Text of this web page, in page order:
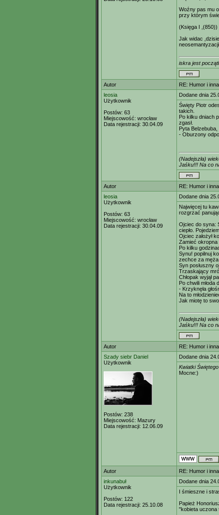
Woźny pas mu
przy którym
(Księga I ,(850))
Jak widac
iskra jest
Autor
RE: Humor i
leosia
Użytkownik
Postów: 63
Miejscowość: wrocław
Data rejestracji: 30.04.09
Dodane dnia
Święty Piotr
takich.
Po kilku dniach
zgasł.
Pyta
- Oburzony
(Nadejszła)
Jaśku!!! Na co
Autor
RE: Humor i
leosia
Użytkownik
Postów: 63
Miejscowość: wrocław
Data rejestracji: 30.04.09
Dodane dnia
Najwięcej tu
rozgrzać
Ojciec do syna:
ciepło.
Ojciec założył
Zamieć okropna
Po kilku
Synu! popilnuj
zechce za
Syn posłuszny
Trzaskający
Chłopak wyjął
Po chwili młoda
- Krzyknęła
Na to
Jak miotę to
(Nadejszła)
Jaśku!!! Na co
Autor
RE: Humor i
Szady siebr Daniel
Użytkownik
Postów: 238
Miejscowość: Mazury
Data rejestracji: 12.06.09
Dodane dnia
Kwiatki
Mocne:)
Autor
RE: Humor i
inkunabuł
Użytkownik
Postów: 122
Data rejestracji: 25.10.08
Dodane dnia
I śmieszne i
Papież
"kobieta uczona